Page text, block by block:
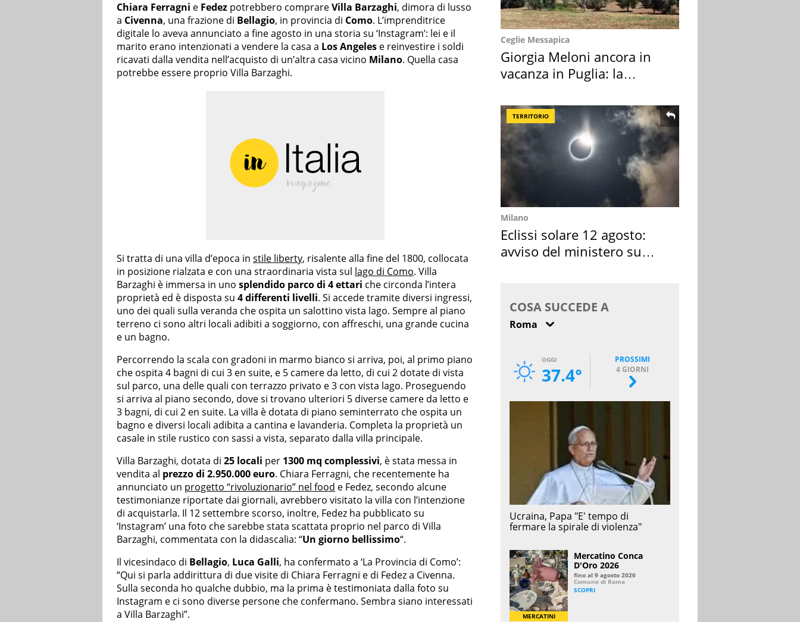
Chiara Ferragni e Fedez potrebbero comprareVilla Barzaghi, dimora di lusso
a Civenna, una frazione di Bellagio, in provincia di Como. L’imprenditrice
digitale lo aveva annunciato a fine agosto in una storia su ‘Instagram’: lei e il
marito erano intenzionati a vendere la casa a Los Angeles e reinvestire i soldi
ricavati dalla vendita nell’acquisto di un’altra casa vicino Milano. Quella casa
potrebbe essere proprio Villa Barzaghi.
Si tratta di una villa d’epoca in stile liberty, risalente alla fine del 1800, collocata
in posizione rialzata e con una straordinaria vista sul lago di Como. Villa
Barzaghi è immersa in uno splendido parco di 4 ettari che circonda l’intera
proprietà ed è disposta su 4 differenti livelli. Si accede tramite diversi ingressi,
uno dei quali sulla veranda che ospita un salottino vista lago. Sempre al piano
terreno ci sono altri locali adibiti a soggiorno, con affreschi, una grande cucina
e un bagno.
Percorrendo la scala con gradoni in marmo bianco si arriva, poi, al primo piano
che ospita 4 bagni di cui 3 en suite, e 5 camere da letto, di cui 2 dotate di vista
sul parco, una delle quali con terrazzo privato e 3 con vista lago. Proseguendo
si arriva al piano secondo, dove si trovano ulteriori 5 diverse camere da letto e
3 bagni, di cui 2 en suite. La villa è dotata di piano seminterrato che ospita un
bagno e diversi locali adibita a cantina e lavanderia. Completa la proprietà un
casale in stile rustico con sassi a vista, separato dalla villa principale.
Villa Barzaghi, dotata di 25 locali per 1300 mq complessivi, è stata messa in
vendita al prezzo di 2.950.000 euro. Chiara Ferragni, che recentemente ha
annunciato un progetto “rivoluzionario” nel food e Fedez, secondo alcune
testimonianze riportate dai giornali, avrebbero visitato la villa con l’intenzione
di acquistarla. Il 12 settembre scorso, inoltre, Fedez ha pubblicato su
‘Instagram’ una foto che sarebbe stata scattata proprio nel parco di Villa
Barzaghi, commentata con la didascalia: “Un giorno bellissimo“.
Il vicesindaco di Bellagio, Luca Galli, ha confermato a ‘La Provincia di Como’:
“Qui si parla addirittura di due visite di Chiara Ferragni e di Fedez a Civenna.
Sulla seconda ho qualche dubbio, ma la prima è testimoniata dalla foto su
Instagram e ci sono diverse persone che confermano. Sembra siano interessati
a Villa Barzaghi”.
Ceglie Messapica
Giorgia Meloni ancora in
vacanza in Puglia: la
TERRITORIO
Milano
Eclissi solare 12 agosto:
avviso del ministero su